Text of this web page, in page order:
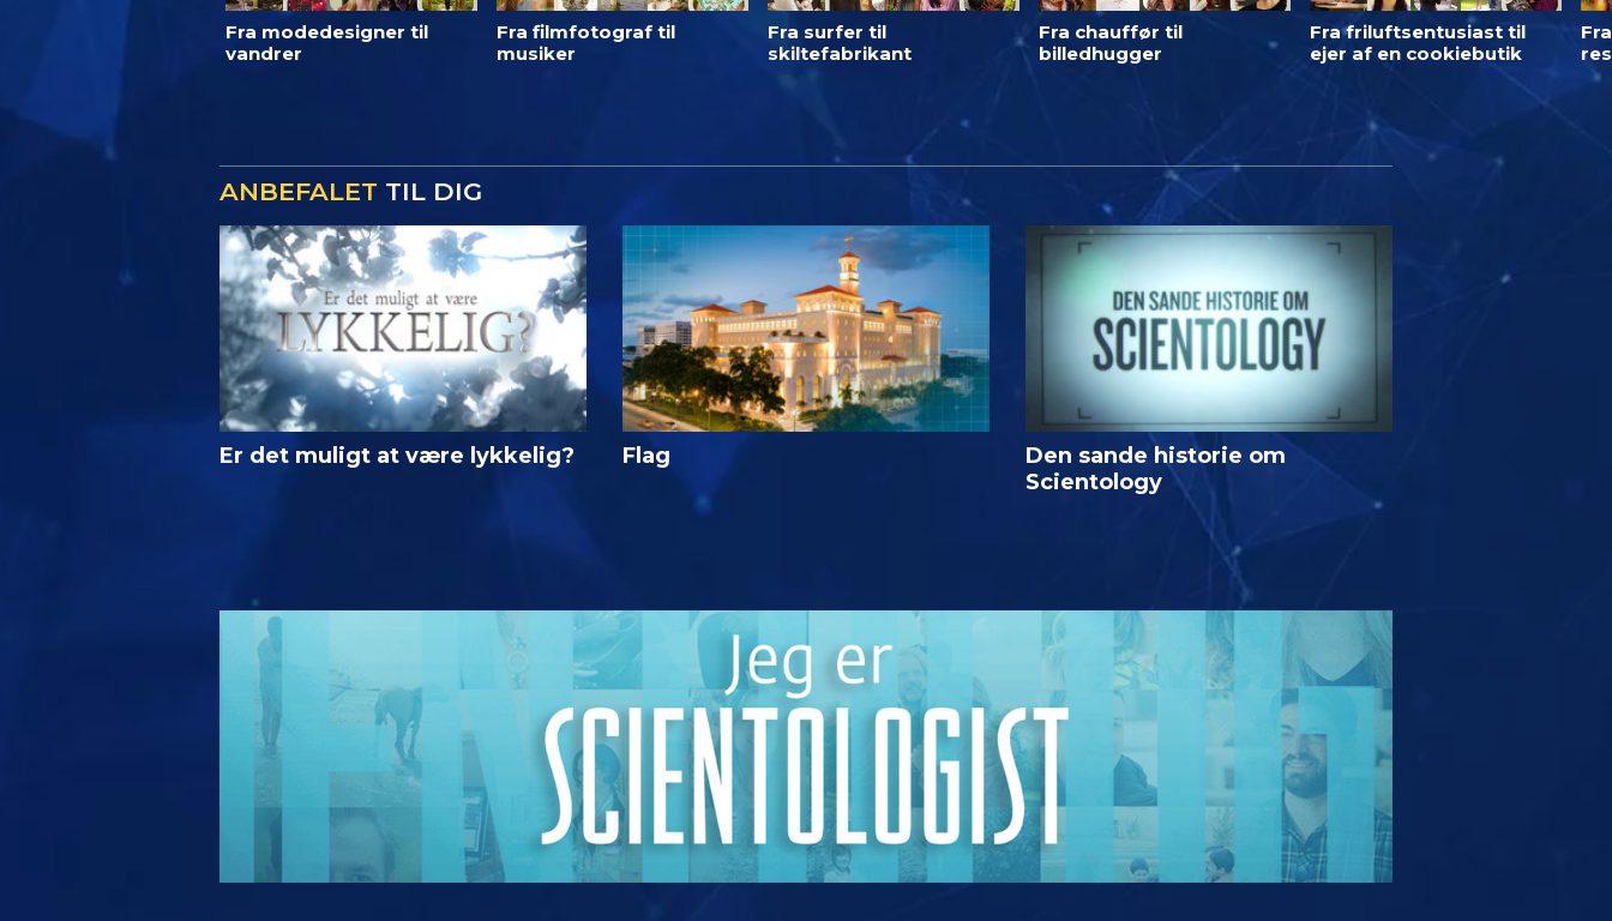
Fra modedesigner til
vandrer
Fra filmfotograf til
musiker
Fra surfer til
skiltefabrikant
Fra chauffør til
billedhugger
Fra friluftsentusiast til
ejer af en cookiebutik
ANBEFALET TIL DIG
Er det muligt at være lykkelig? Flag
Den sande historie om
Scientology